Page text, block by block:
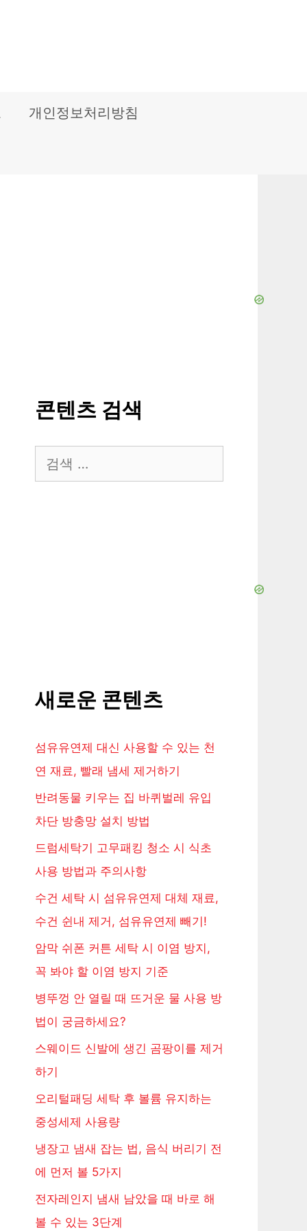
개인정보처리방침
콘텐츠 검색
색:
새로운 콘텐츠
섬유유연제 대신 사용할 수 있는 천
연 재료, 빨래 냄세 제거하기
반려동물 키우는 집 바퀴벌레 유입
차단 방충망 설치 방법
드럼세탁기 고무패킹 청소 시 식초
사용 방법과 주의사항
수건 세탁 시 섬유유연제 대체 재료,
수건 쉰내 제거, 섬유유연제 빼기!
암막 쉬폰 커튼 세탁 시 이염 방지,
꼭 봐야 할 이염 방지 기준
병뚜껑 안 열릴 때 뜨거운 물 사용 방
법이 궁금하세요?
스웨이드 신발에 생긴 곰팡이를 제거
하기
오리털패딩 세탁 후 볼륨 유지하는
중성세제 사용량
냉장고 냄새 잡는 법, 음식 버리기 전
에 먼저 볼 5가지
전자레인지 냄새 남았을 때 바로 해
볼 수 있는 3단계